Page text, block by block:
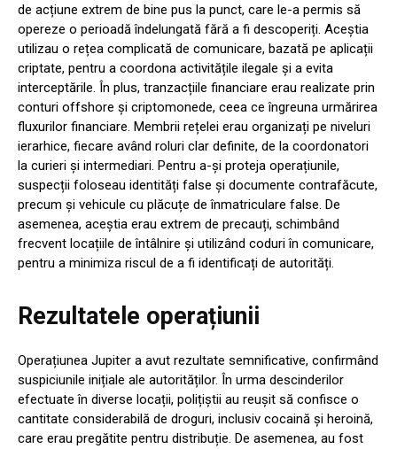
de acțiune extrem de bine pus la punct, care le-a permis să
opereze o perioadă îndelungată fără a fi descoperiți. Aceștia
utilizau o rețea complicată de comunicare, bazată pe aplicații
criptate, pentru a coordona activitățile ilegale și a evita
interceptările. În plus, tranzacțiile financiare erau realizate prin
conturi offshore și criptomonede, ceea ce îngreuna urmărirea
fluxurilor financiare. Membrii rețelei erau organizați pe niveluri
ierarhice, fiecare având roluri clar definite, de la coordonatori
la curieri și intermediari. Pentru a-și proteja operațiunile,
suspecții foloseau identități false și documente contrafăcute,
precum și vehicule cu plăcuțe de înmatriculare false. De
asemenea, aceștia erau extrem de precauți, schimbând
frecvent locațiile de întâlnire și utilizând coduri în comunicare,
pentru a minimiza riscul de a fi identificați de autorități.
Rezultatele operațiunii
Operațiunea Jupiter a avut rezultate semnificative, confirmând
suspiciunile inițiale ale autorităților. În urma descinderilor
efectuate în diverse locații, polițiștii au reușit să confisce o
cantitate considerabilă de droguri, inclusiv cocaină și heroină,
care erau pregătite pentru distribuție. De asemenea, au fost